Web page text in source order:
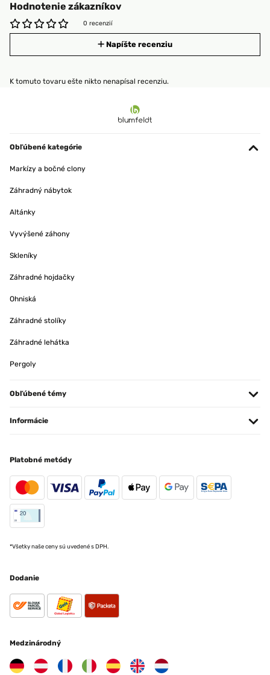
Hodnotenie zákazníkov
0 recenzií
Napíšte recenziu
K tomuto tovaru ešte nikto nenapísal recenziu.
Obľúbené kategórie
Markízy a bočné clony
Záhradný nábytok
Altánky
Vyvýšené záhony
Skleníky
Záhradné hojdačky
Ohniská
Záhradné stolíky
Záhradné lehátka
Pergoly
Obľúbené témy
Informácie
Platobné metódy
*Všetky naše ceny sú uvedené s DPH.
Dodanie
Medzinárodný